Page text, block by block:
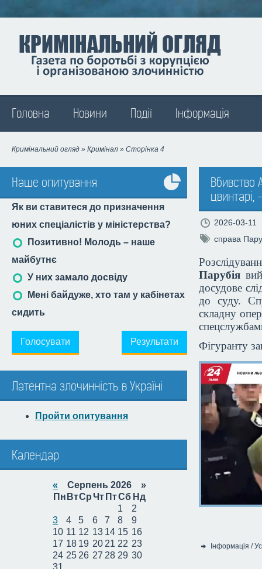
Головна Новини Події Інформація
Кримінальний огляд » Кримінал » Сторінка 4
Наше опитування
Усі
опитування
Як ви ставитеся до призначення
юних спеціалістів у міністерства?
Позитивно! Молодь – наше
майбутнє
У них замало досвіду
Мені байдуже, хто там у кабінетах
сидить
Голосувати Результати
Латентна злочинність в Україні
Пройти опитування
Календар
« Серпень 2026 »
Пн ВтСрЧт ПтСб Нд
1
2
3
4 5 6 7 8
9
10 11 12 13 14 15 16
17 18 19 20 21 22 23
24 25 26 27 28 29 30
31
Вбивство
цвинтарі,
2026-03-11
справа
Парубія
досудове
до суду.
складну
Фігуранту
Інформація /